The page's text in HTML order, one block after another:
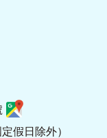
假日除外）